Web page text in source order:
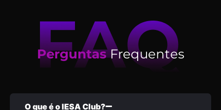
PerguntasFrequentes
O que é o IESA Club?